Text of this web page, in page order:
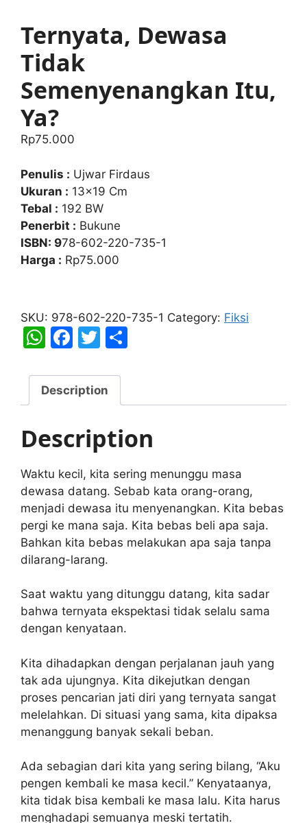
Ternyata, Dewasa
Tidak
Semenyenangkan Itu,
Ya?
Rp75.000
Penulis : Ujwar Firdaus
Ukuran : 13×19 Cm
Tebal : 192 BW
Penerbit : Bukune
ISBN: 978-602-220-735-1
Harga : Rp75.000
Dewasa
Tidak
Semenyenangkan
Ya?
quantity
SKU: 978-602-220-735-1 Category: Fiksi
W
at
s
p
p
F
c
e
o
o
k
T
itt
er e
Description
Description
Waktu kecil, kita sering menunggu masa
dewasa datang. Sebab kata orang-orang,
menjadi dewasa itu menyenangkan. Kita bebas
pergi ke mana saja. Kita bebas beli apa saja.
Bahkan kita bebas melakukan apa saja tanpa
dilarang-larang.
Saat waktu yang ditunggu datang, kita sadar
bahwa ternyata ekspektasi tidak selalu sama
dengan kenyataan.
Kita dihadapkan dengan perjalanan jauh yang
tak ada ujungnya. Kita dikejutkan dengan
proses pencarian jati diri yang ternyata sangat
melelahkan. Di situasi yang sama, kita dipaksa
menanggung banyak sekali beban.
Ada sebagian dari kita yang sering bilang, “Aku
pengen kembali ke masa kecil.” Kenyataanya,
kita tidak bisa kembali ke masa lalu. Kita harus
menghadapi semuanya meski tertatih.